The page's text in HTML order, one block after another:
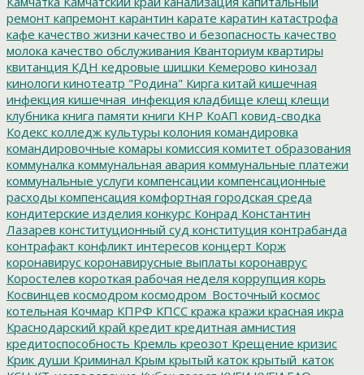
ремонт капремонт карантин карате каратин катастрофа
кафе качество жизни качество и безопасность качество
молока качество обслуживания Кванториум квартиры
квитанция КДН кедровые шишки Кемерово кинозал
кинологи кинотеатр "Родина" Кирга китай кишечная
инфекция кишечная_инфекция кладбище клещ клещи
клубника книга памяти книги КНР КоАП ковид-сводка
Кодекс колледж культуры колония командировка
командировочные комары комиссия комитет образования
коммуналка коммунальная авария коммунальные платежи
коммунальные услуги компенсации компенсационные
расходы компенсация комфортная городская среда
кондитерские изделия конкурс Конрад Константин
Лазарев конституционный суд конституция контрабанда
контрафакт конфликт интересов концерт Корж
коронавирус коронавирусные выплаты коронаврус
Коростелев короткая рабочая неделя коррупция корь
Косвинцев космодром космодром_Восточный космос
котельная Кочмар КПРФ КПСС кража кражи красная икра
Краснодарский край кредит кредитная амнистия
кредитоспособность Кремль креозот Крещение кризис
Крик души Криминал Крым крытый каток крытый_каток